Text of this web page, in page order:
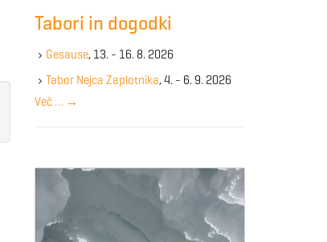
e
y
w
r
Tabori in dogodki
Gesause, 13. - 16. 8. 2026
Tabor Nejca Zaplotnika, 4. - 6. 9. 2026
Več … →